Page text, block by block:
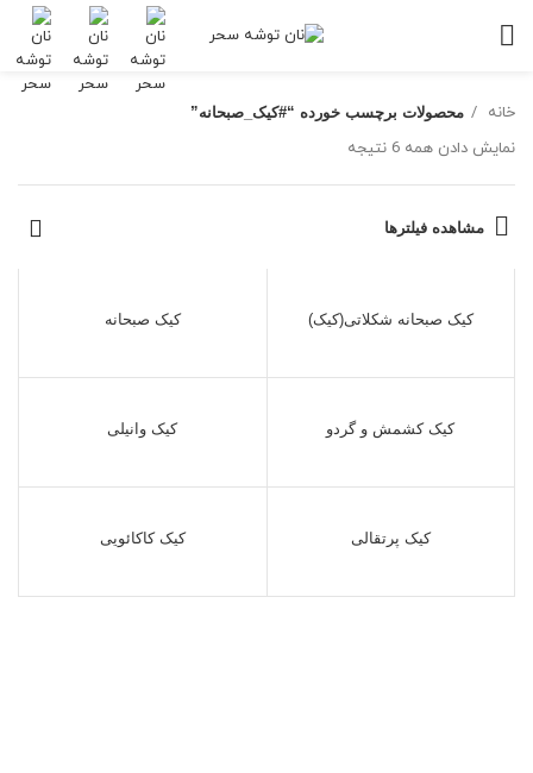
خانه محصولات برچسب خورده “#کیک_صبحانه”
نمایش دادن همه 6 نتیجه
مشاهده فیلترها
کیک صبحانه شکلاتی(کیک) کیک صبحانه
کیک کشمش و گردو کیک وانیلی
کیک پرتقالی کیک کاکائویی